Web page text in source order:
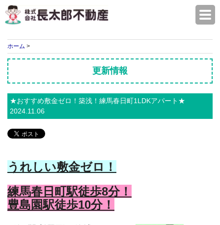
ホーム >
更新情報
★おすすめ敷金ゼロ！築浅！練馬春日町1LDKアパート★
2024.11.06
うれしい敷金ゼロ！
練馬春日町駅徒歩8分！
豊島園駅徒歩10分！